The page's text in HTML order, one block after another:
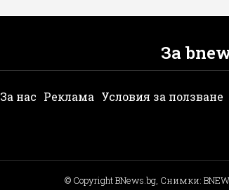
За
За нас Реклама Условия за ползване
© Copyright BNews.bg, Снимки: